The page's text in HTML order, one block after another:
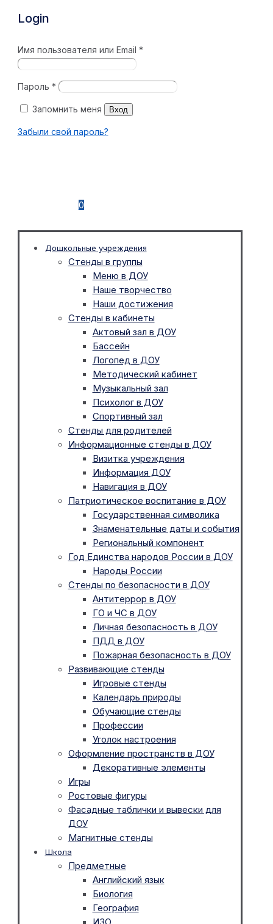
Login
Имя пользователя или Email *
Пароль *
Запомнить меня Вход
Забыли свой пароль?
0
Дошкольные учреждения
Стенды в группы
Меню в ДОУ
Наше творчество
Наши достижения
Стенды в кабинеты
Актовый зал в ДОУ
Бассейн
Логопед в ДОУ
Методический кабинет
Музыкальный зал
Психолог в ДОУ
Спортивный зал
Стенды для родителей
Информационные стенды в ДОУ
Визитка учреждения
Информация ДОУ
Навигация в ДОУ
Патриотическое воспитание в ДОУ
Государственная символика
Знаменательные даты и события
Региональный компонент
Год Единства народов России в ДОУ
Народы России
Стенды по безопасности в ДОУ
Антитеррор в ДОУ
ГО и ЧС в ДОУ
Личная безопасность в ДОУ
ПДД в ДОУ
Пожарная безопасность в ДОУ
Развивающие стенды
Игровые стенды
Календарь природы
Обучающие стенды
Профессии
Уголок настроения
Оформление пространств в ДОУ
Декоративные элементы
Игры
Ростовые фигуры
Фасадные таблички и вывески для
ДОУ
Магнитные стенды
Школа
Предметные
Английский язык
Биология
География